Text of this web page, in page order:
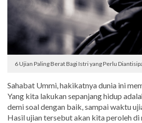
6 Ujian Paling Berat Bagi Istri yang Perlu
Sahabat Ummi, hakikatnya dunia ini
Yang kita lakukan sepanjang hidup
demi soal dengan baik, sampai waktu
Hasil ujian tersebut akan kita peroleh